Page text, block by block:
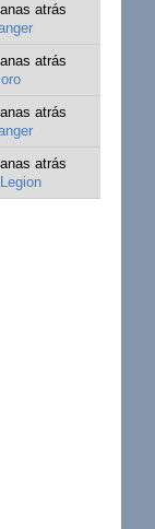
atrás
atrás
atrás
atrás